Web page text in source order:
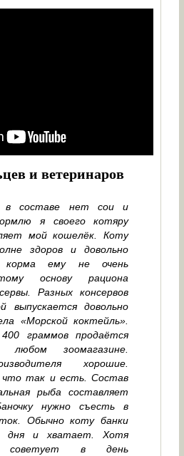
и ветеринаров
в составе нет сои и
я своего котяру
мой кошелёк. Коту
здоров и довольно
корма ему не очень
основу рациона
Разных консервов
выпускается довольно
«Морской коктейль».
граммов продаётся
любом зоомагазине.
хорошие.
что так и есть. Состав
рыба составляет
нужно съесть в
Обычно коту банки
дня и хватает. Хотя
советует в день